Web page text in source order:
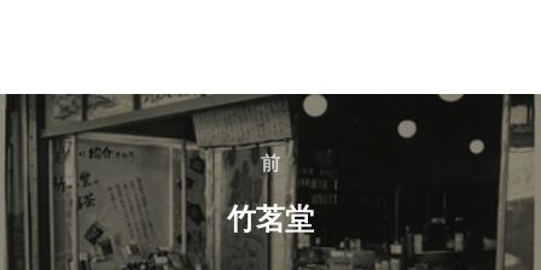
投
稿
ナ
前
前
竹茗堂